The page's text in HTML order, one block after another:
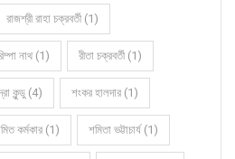
রাজশ্রী রাহা চক্রবর্তী (1)
নাথ (1) রীতা চক্রবর্তী (1)
কুন্ডু (4) শংকর হালদার (1)
কর্মকার (1) শমিতা ভট্টাচার্য (1)